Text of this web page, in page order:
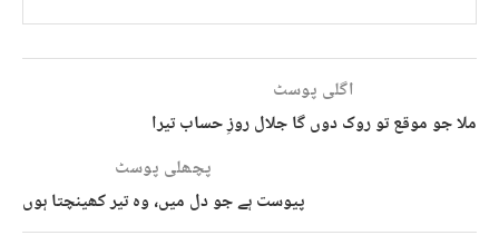
اگلی پوسٹ
ملا جو موقع تو روک دوں گا جلال روزِ حساب تیرا
پچھلی پوسٹ
پیوست ہے جو دل میں، وہ تیر کھینچتا ہوں​